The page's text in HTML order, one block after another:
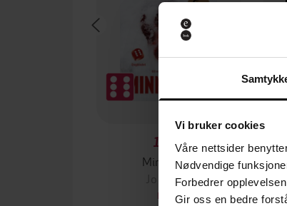
Vi bruker cookies
Våre nettsider
Nødvendige
Forbedrer
Gir oss en bedre
129,-
Minnesota
Jo Nesbø
EBOK